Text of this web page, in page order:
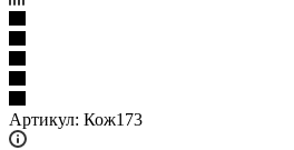
Артикул: Кож173